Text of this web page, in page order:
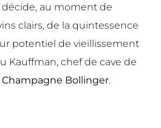
décide, au moment de
clairs, de la quintessence
potentiel de vieillissement
Kauffman, chef de cave de
Champagne Bollinger.